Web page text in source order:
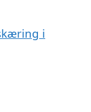
i